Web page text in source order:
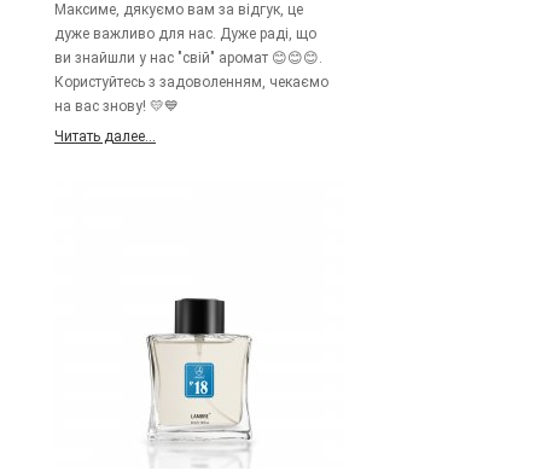
Максиме, дякуємо вам за відгук, це
дуже важливо для нас. Дуже раді, що
ви знайшли у нас "свій" аромат 😊😊😊.
Користуйтесь з задоволенням, чекаємо
на вас знову! 💛💙
Читать далее...